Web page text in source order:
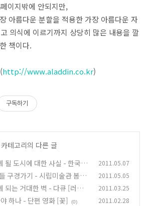
이지밖에 안되지만,
아름다운 분할을 적용한 가장 아름다운 자
의식에 이르기까지 상당히 많은 내용을 깔
책이다.
http://www.aladdin.co.kr)
구독하기
테고리의 다른 글
될 도시에 대한 사실 - 한국호
교류전 [호주_디지털 도시
2011.05.07
구경가기 - 시립미술관 봄나
풍경]
(0)
2011.05.05
되는 거대한 벽 - 다큐 [러브
2011.03.25
하나 - 단편 영화 [꽃] (0) 2011.02.28